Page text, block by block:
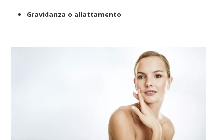
Gravidanza o allattamento